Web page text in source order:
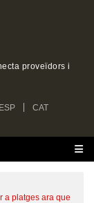
proveïdors i
ESP CAT
a platges ara que